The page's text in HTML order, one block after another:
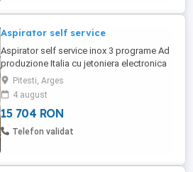
Aspirator self service
Aspirator self service inox 3 programe Ad
produzione Italia cu jetoniera electronica
si motor trifazic de 2,2 kw! Pret 3500 euro
plus tva! Cel cu 4 programe costa 5500
euro plus tva! Avem o gama variata de
accesorii pentru spalatorii self service!
Pitesti, Arges
4 august
15 704 RON
Telefon validat